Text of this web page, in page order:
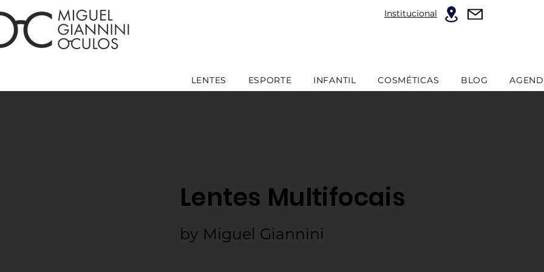
Institucional
LENTES ESPORTE INFANTIL COSMÉTICAS BLOG
Lentes Multifocais
by Miguel Giannini